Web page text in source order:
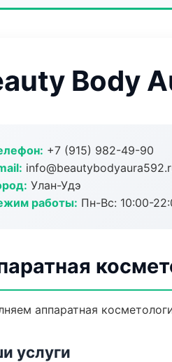
Body
+7 (915) 982-49-90
Улан-Удэ
работы: Пн-Вс: 10:00-
аппаратная
услуги